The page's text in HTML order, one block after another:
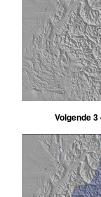
Volgende 3